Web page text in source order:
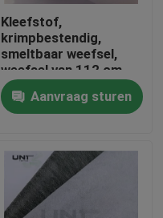
Kleefstof,
krimpbestendig,
smeltbaar weefsel,
weefsel van 112 cm
Aanvraag sturen